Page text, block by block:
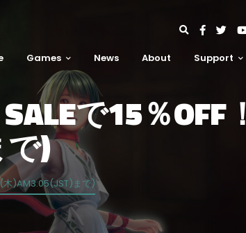
Games News About Support
で15％OFF！
)
(木)AM3:05(JST)まで)